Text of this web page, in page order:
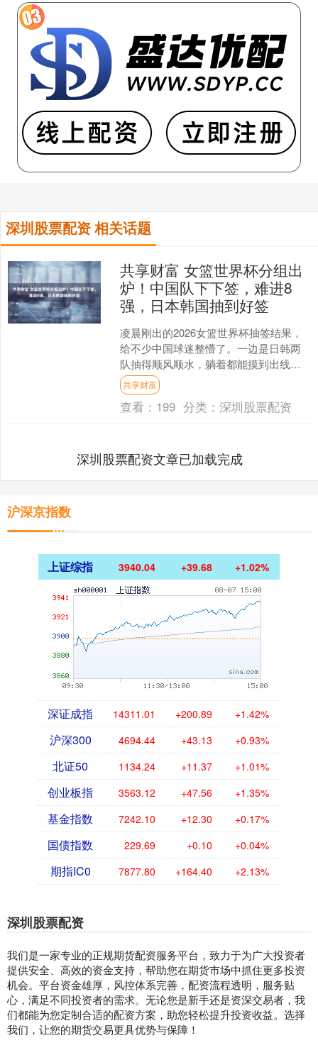
深圳股票配资 相关话题
共享财富 女篮世界杯分组出
炉！中国队下下签，难进8
强，日本韩国抽到好签
凌晨刚出的2026女篮世界杯抽签结果，
给不少中国球迷整懵了。一边是日韩两
队抽得顺风顺水，躺着都能摸到出线门
槛，一边咱们中国女篮直接撞进死亡之
组，刚拿了上届亚军，....
共享财富
查看： 199 分类：深圳股票配资
深圳股票配资文章已加载完成
沪深京指数
上证综指 3940.04 +39.68 +1.02%
深证成指 14311.01 +200.89 +1.42%
沪深300 4694.44 +43.13 +0.93%
北证50 1134.24 +11.37 +1.01%
创业板指 3563.12 +47.56 +1.35%
基金指数 7242.10 +12.30 +0.17%
国债指数 229.69 +0.10 +0.04%
期指IC0 7877.80 +164.40 +2.13%
深圳股票配资
我们是一家专业的正规期货配资服务平台，致力于为广大投资者
提供安全、高效的资金支持，帮助您在期货市场中抓住更多投资
机会。平台资金雄厚，风控体系完善，配资流程透明，服务贴
心，满足不同投资者的需求。无论您是新手还是资深交易者，我
们都能为您定制合适的配资方案，助您轻松提升投资收益。选择
我们，让您的期货交易更具优势与保障！